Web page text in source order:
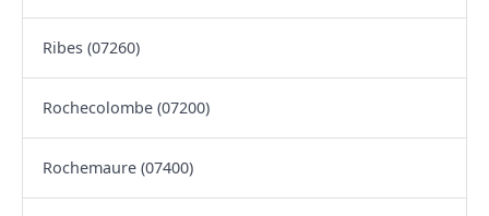
Ribes (07260)
Rochecolombe (07200)
Rochemaure (07400)